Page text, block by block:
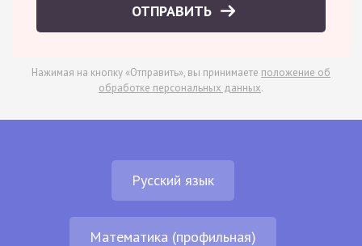
ОТПРАВИТЬ
Нажимая на кнопку «Отправить», вы принимаете положение об
обработке персональных данных.
Русский язык
Математика (профильная)